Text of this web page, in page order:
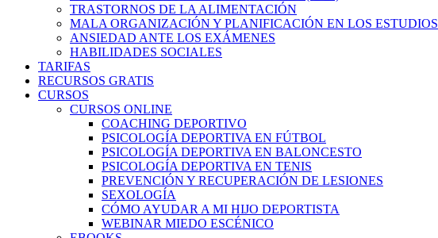
TRASTORNOS DE LA ALIMENTACIÓN
MALA ORGANIZACIÓN Y PLANIFICACIÓN EN LOS ESTUDIOS
ANSIEDAD ANTE LOS EXÁMENES
HABILIDADES SOCIALES
TARIFAS
RECURSOS GRATIS
CURSOS
CURSOS ONLINE
COACHING DEPORTIVO
PSICOLOGÍA DEPORTIVA EN FÚTBOL
PSICOLOGÍA DEPORTIVA EN BALONCESTO
PSICOLOGÍA DEPORTIVA EN TENIS
PREVENCIÓN Y RECUPERACIÓN DE LESIONES
SEXOLOGÍA
CÓMO AYUDAR A MI HIJO DEPORTISTA
WEBINAR MIEDO ESCÉNICO